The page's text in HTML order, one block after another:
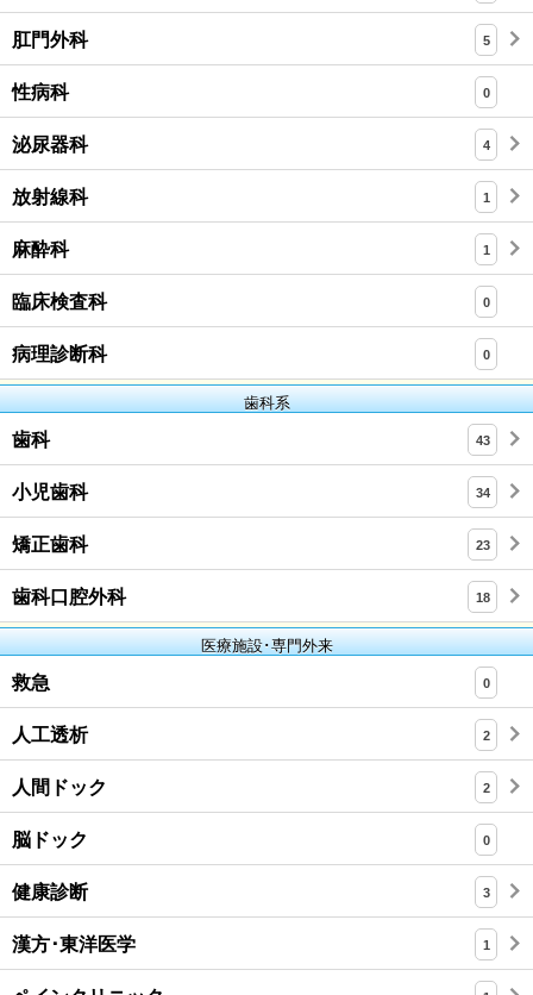
肛門外科 5
性病科 0
泌尿器科 4
放射線科 1
麻酔科 1
臨床検査科 0
病理診断科 0
歯科系
歯科 43
小児歯科 34
矯正歯科 23
歯科口腔外科 18
医療施設･専門外来
救急 0
人工透析 2
人間ドック 2
脳ドック 0
健康診断 3
漢方･東洋医学 1